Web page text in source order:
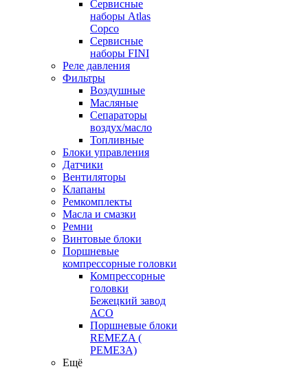
Cервисные
наборы Atlas
Copco
Сервисные
наборы FINI
Реле давления
Фильтры
Воздушные
Масляные
Сепараторы
воздух/масло
Топливные
Блоки управления
Датчики
Вентиляторы
Клапаны
Ремкомплекты
Масла и смазки
Ремни
Винтовые блоки
Поршневые
компрессорные головки
Компрессорные
головки
Бежецкий завод
АСО
Поршневые блоки
REMEZA (
РЕМЕЗА)
Ещё